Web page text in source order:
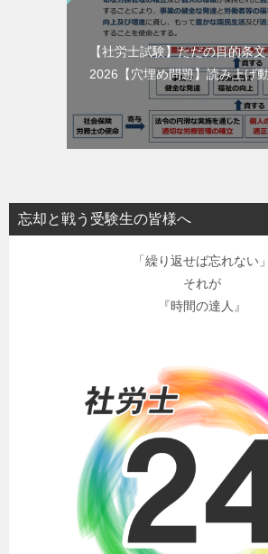
【社労士試験】ただの目的条
2026【穴埋め問題】読み上げ
忘却と戦う受験生の皆様へ
「繰り返せば忘れない」
それが
『時間の達人』